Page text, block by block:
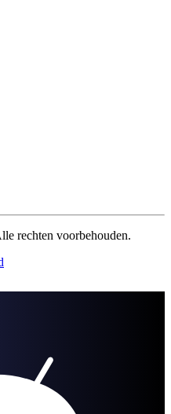
rechten voorbehouden.